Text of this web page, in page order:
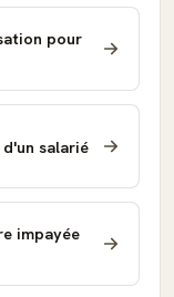
pour
salarié
impayée